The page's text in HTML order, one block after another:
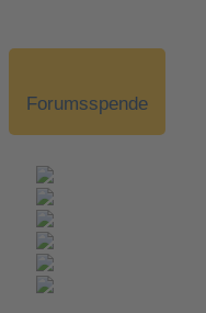
Forumsspende